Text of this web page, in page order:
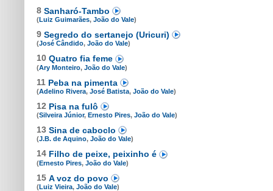
8 Sanharó-Tambo
(Luiz Guimarães, João do Vale)
9 Segredo do sertanejo (Uricuri)
(José Cândido, João do Vale)
10 Quatro fia feme
(Ary Monteiro, João do Vale)
11 Peba na pimenta
(Adelino Rivera, José Batista, João do Vale)
12 Pisa na fulô
(Silveira Júnior, Ernesto Pires, João do Vale)
13 Sina de caboclo
(J.B. de Aquino, João do Vale)
14 Filho de peixe, peixinho é
(Ernesto Pires, João do Vale)
15 A voz do povo
(Luiz Vieira, João do Vale)